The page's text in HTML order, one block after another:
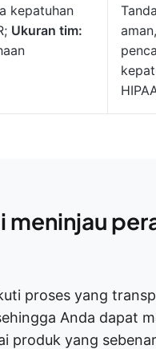
kepatuhan
Ukuran tim:
meninjau
proses yang
Anda dapat
produk yang